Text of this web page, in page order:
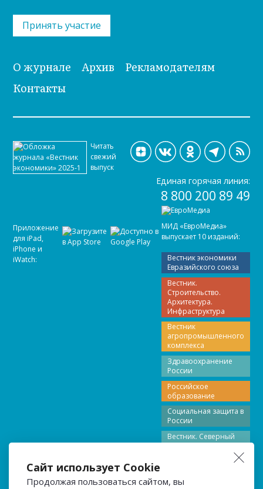
Принять участие
О журнале Архив
Рекламодателям
Контакты
МИД «ЕвроМедиа»
выпускает 10 изданий:
Вестник экономики
Евразийского союза
Вестник.
Строительство.
Архитектура.
Инфраструктура
Вестник
агропромышленного
комплекса
Здравоохранение
России
Российское
образование
Социальная защита в
России
Вестник. Северный
Кавказ
Запада
Читать
свежий
выпуск
Приложение
для iPad,
iPhone и
iWatch:
Единая горячая линия:
8 800 200 89 49
Сайт использует Cookie
Продолжая пользоваться сайтом, вы